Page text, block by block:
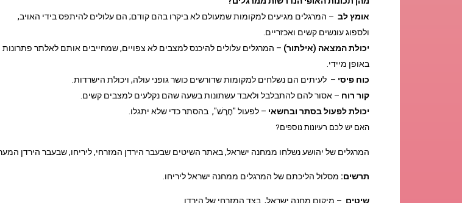
אומץ לב – המרגלים מגיעים למקומות שמעולם לא ביקרו בהם קודם; הם עלולים להיתפס בידי האויב,
ולספוג עונשים קשים ואכזריים.
יכולת המצאה (אילתור) – המרגלים עלולים להיכנס למצבים לא צפויים, שמחייבים אותם לאלתר פתרונות
באופן מיידי.
כוח פיסי – לעיתים הם נשלחים למקומות שדורשים כושר גופני עולה, ויכולת הישרדות.
קור רוח – אסור להם להתבלבל ולאבד עשתונות בשעה שהם נקלעים למצבים קשים.
יכולת לפעול בסתר ובחשאי – לפעול "חֶרֶשׁ", בהסתר כדי שלא יתגלו.
האם יש לכם רעיונות נוספים?
המרגלים של יהושע נשלחו ממחנה ישראל, באתר השיטים שבעבר הירדן המזרחי, ליריחו, שבעבר הירדן
תרשים: מסלול הליכתם של המרגלים ממחנה ישראל ליריחו.
שיטים – מיקום מחנה ישראל, בצד המזרחי של הירדן.